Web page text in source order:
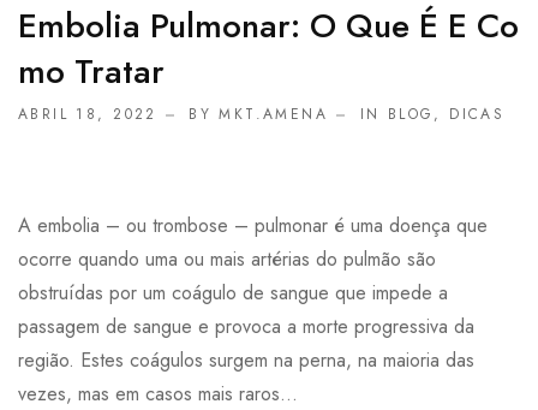
Embolia Pulmonar: O Que É E Co
Mo Tratar
ABRIL 18, 2022 BY MKT.AMENA IN BLOG , DICAS
A embolia – ou trombose – pulmonar é uma doença que
ocorre quando uma ou mais artérias do pulmão são
obstruídas por um coágulo de sangue que impede a
passagem de sangue e provoca a morte progressiva da
região. Estes coágulos surgem na perna, na maioria das
vezes, mas em casos mais raros...